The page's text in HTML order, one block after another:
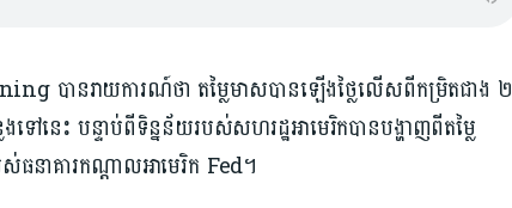
បានរាយការណ៍ថា តម្លៃមាសបានឡើងថ្លៃលើសពីកម្រិតជាង ២
ៅនេះ​ បន្ទាប់ពីទិន្នន័យរបស់សហរដ្ឋអាមេរិកបានបង្ហាញពីតម្លៃ
បស់ធនាគារកណ្តាលអាមេរិក Fed។